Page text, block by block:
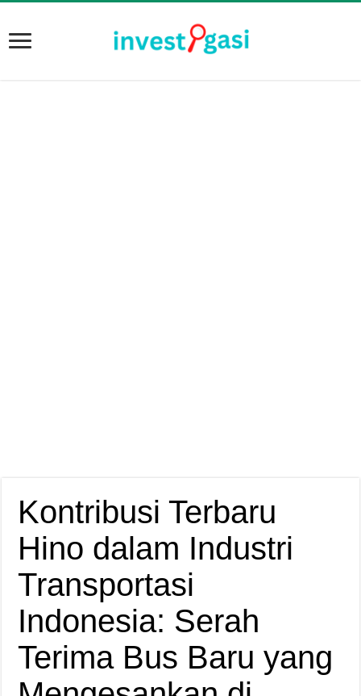
Kontribusi Terbaru
Hino dalam Industri
Transportasi
Indonesia: Serah
Terima Bus Baru yang